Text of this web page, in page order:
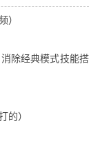
）
除经典模式技能搭
的）